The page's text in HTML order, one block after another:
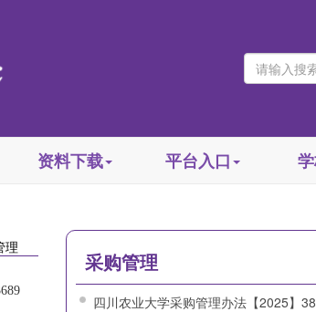
资料下载 平台入口
理
采购管理
四川农业大学采购管理办法【2025】